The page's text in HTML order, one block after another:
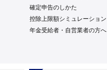
確定申告のしかた
控除上限額シミュレーション
年金受給者・自営業者の方へ